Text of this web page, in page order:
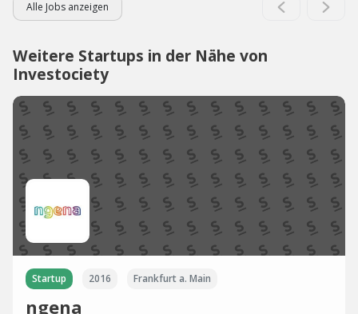
Alle Jobs anzeigen
Weitere Startups in der Nähe von
Investociety
Startup 2016 Frankfurt a. Main
ngena